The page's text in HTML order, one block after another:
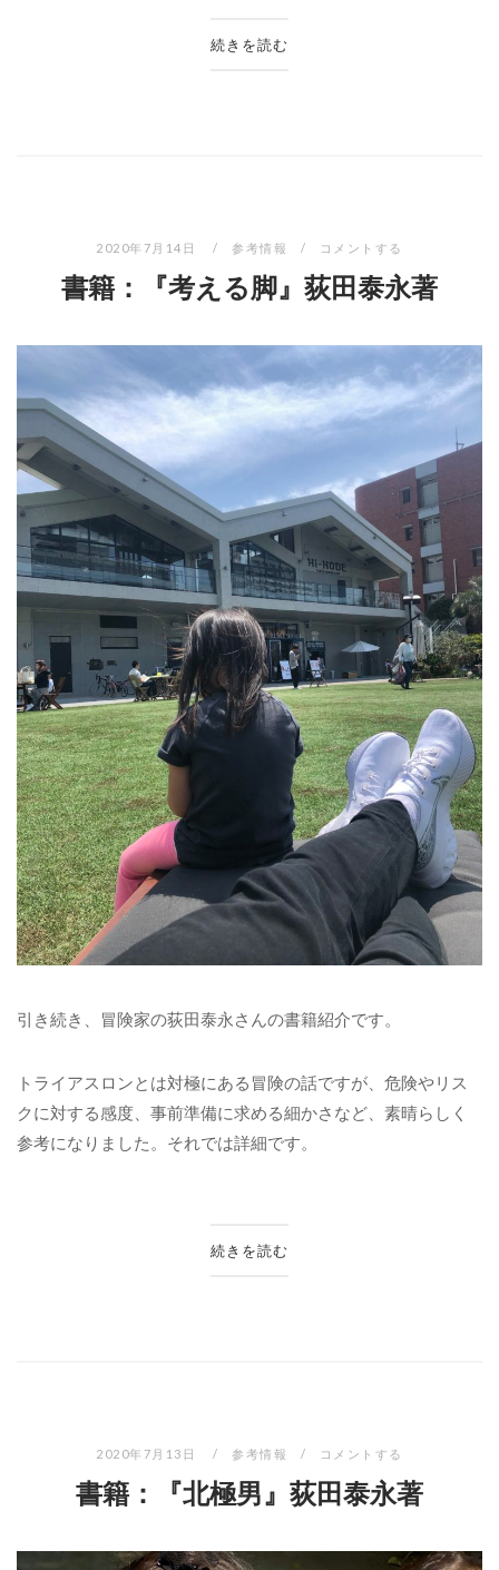
続きを読む
2020年7月14日 参考情報 コメントする
書籍：『考える脚』荻田泰永著
引き続き、冒険家の荻田泰永さんの書籍紹介です。
トライアスロンとは対極にある冒険の話ですが、危険やリス
クに対する感度、事前準備に求める細かさなど、素晴らしく
参考になりました。それでは詳細です。
続きを読む
2020年7月13日 参考情報 コメントする
書籍：『北極男』荻田泰永著